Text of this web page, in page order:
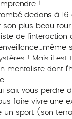
!
dedans à
plus beau
de
! Mais il est
mentaliste dont
sait vous perdre
faire vivre une
un sport (son